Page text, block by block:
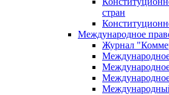
стран
Международное
Журнал